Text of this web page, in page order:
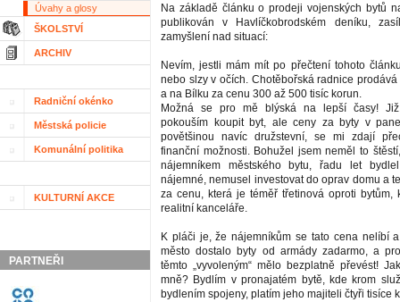
Úvahy a glosy
ŠKOLSTVÍ
ARCHIV
Radniční okénko
Městská policie
Komunální politika
KULTURNÍ AKCE
PARTNEŘI
Na základě článku o prodeji vojenských bytů
publikován v Havlíčkobrodském deníku,
zamyšlení nad situací:
Nevím, jestli mám mít po přečtení tohoto
nebo slzy v očích. Chotěbořská radnice
a na Bílku za cenu 300 až 500 tisíc korun.
Možná se pro mě blýská na lepší časy!
pokouším koupit byt, ale ceny za byty v
povětšinou navíc družstevní, se mi zdají
finanční možnosti. Bohužel jsem neměl to
nájemníkem městského bytu, řadu let
nájemné, nemusel investovat do oprav domu a
za cenu, která je téměř třetinová oproti bytům,
realitní kanceláře.
K pláči je, že nájemníkům se tato cena nelíbí
město dostalo byty od armády zadarmo, a
těmto „vyvoleným“ mělo bezplatně převést!
mně? Bydlím v pronajatém bytě, kde krom
bydlením spojeny, platím jeho majiteli čtyři tisíce